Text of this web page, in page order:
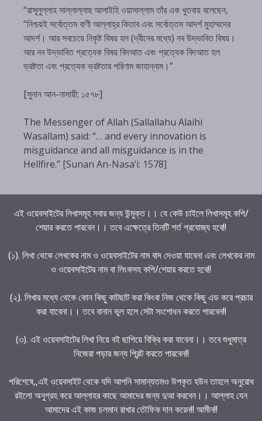
“রাসূলুল্লাহ সাল্লাল্লাহু আলাইহি ওয়াসাল্লাম তাঁর এক খুতবায় বলেছেন,
“নিশ্চয়ই সর্বোত্তম বাণী আল্লাহ্‌র কিতাব এবং সর্বোত্তম আদর্শ মুহাম্মদের
আদর্শ। আর সবচেয়ে নিকৃষ্ট বিষয় হল (দ্বীনের মধ্যে) নব উদ্ভাবিত বিষয়।
আর নব উদ্ভাবিত প্রত্যেক বিষয় বিদআত এবং প্রত্যেক বিদআত হল
ভ্রষ্টতা এবং প্রত্যেক ভ্রষ্টতার পরিণাম জাহান্নাম।”
[সুনান আন-নাসায়ী: ১৫৭৮]
The Messenger of Allah (Sallallahu Alaihi
Wasallam) said: “… and every innovation is
misguidance and all misguidance is in the
Hellfire.” [Sunan An-Nasa’i: 1578]
এই ওয়েবসাইটের লিখাসমূহ সবার জন্য উন্মুক্ত।। যে কেউ চাইলে লিখাসমূহ কপি/
শেয়ার করতে পারবেন।। তবে এক্ষেত্রে তিনটি শর্ত প্রযোজ্য হবে!!
(১). লিখা থেকে লেখকের নাম ও ওয়েবসাইটের নাম বাদ দেওয়া যাবেনা এবং লেখকের নাম
ও ওয়েবসাইটের নাম বা লিংকসহ কপি/শেয়ার করতে হবে!!
(২). লিখার মধ্যে থেকে কোন কিছু কাটছাট করা কিংবা নিজ থেকে কিছু এড করে প্রচার
করা যাবেনা।। তবে বানান ভুল হলে সেটা সংশোধন করতে পারবেন!!
(৩). এই ওয়েবসাইটের লিখা নিয়ে বই ছাপিয়ে বিক্রি করা যাবেনা।। তবে শুধুমাত্র
নিজেরা পড়ার জন্য প্রিন্ট করতে পারবেন!!
পরিশেষে,,এই ওয়েবসাইট থেকে যদি আপনি সামান্যতমও উপকৃত হউন তাহলে অনুরোধ
রইলো অনুগ্রহ করে আল্লাহর কাছে আমাদের জন্য দুআ করবেন।। আল্লাহ যেন
আমাদের এই কাজ চলমান রাখার তৌফিক দান করেন!! আমীন!!